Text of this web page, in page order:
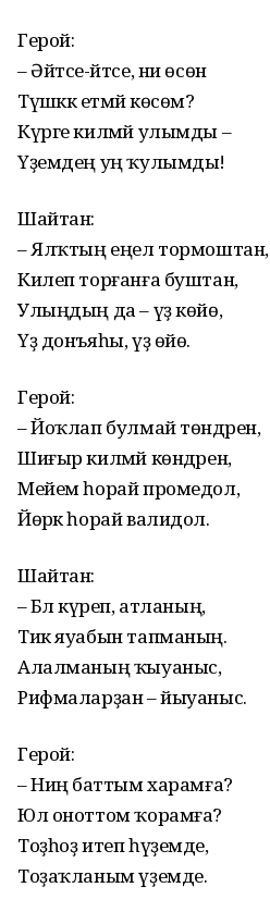
Герой:
– Әйтсе-әйтсе, ни өсөн
Түшәккә етмәй көсөм?
Күрге килмәй улымды –
Үҙемдең уң ҡулымды!
Шайтан:
– Ялҡтың еңел тормоштан,
Килеп торғанға буштан,
Улыңдың да – үҙ көйө,
Үҙ донъяһы, үҙ өйө.
Герой:
– Йоҡлап булмай төндәрен,
Шиғыр килмәй көндәрен,
Мейем һорай промедол,
Йөрәк һорай валидол.
Шайтан:
– Бәлә күреп, атланың,
Тик яуабын тапманың.
Алалманың ҡыуаныс,
Рифмаларҙан – йыуаныс.
Герой:
– Ниңә баттым харамға?
Юл оноттом ҡорамға?
Тоҙһоҙ итеп һүҙемде,
Тоҙаҡланым үҙемде.